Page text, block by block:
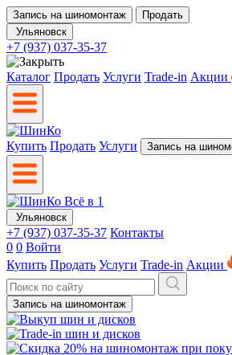
Запись на шиномонтаж
Продать
Ульяновск
+7 (937) 037-35-37
Каталог Продать Услуги Trade-in Акции
Купить Продать Услуги Запись на
Ульяновск
+7 (937) 037-35-37 Контакты
0 0 Войти
Купить Продать Услуги Trade-in Акции
Запись на шиномонтаж